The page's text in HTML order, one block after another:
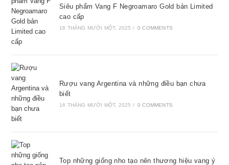
Siêu phẩm Vang F Negroamaro Gold bản Limited
cao cấp
18 THÁNG MƯỜI MỘT, 2025 / 0 COMMENTS
Rượu vang Argentina và những điều bạn chưa
biết
16 THÁNG MƯỜI MỘT, 2025 / 0 COMMENTS
Top những giống nho tạo nên thương hiệu vang ý